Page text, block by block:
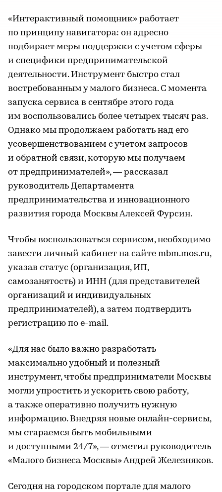
«Интерактивный помощник» работает
по принципу навигатора: он адресно
подбирает меры поддержки с учетом сферы
и специфики предпринимательской
деятельности. Инструмент быстро стал
востребованным у малого бизнеса. С момента
запуска сервиса в сентябре этого года
им воспользовались более четырех тысяч раз.
Однако мы продолжаем работать над его
усовершенствованием с учетом запросов
и обратной связи, которую мы получаем
от предпринимателей», — рассказал
руководитель Департамента
предпринимательства и инновационного
развития города Москвы Алексей Фурсин.
Чтобы воспользоваться сервисом, необходимо
завести личный кабинет на сайте mbm.mos.ru,
указав статус (организация, ИП,
самозанятость) и ИНН (для представителей
организаций и индивидуальных
предпринимателей), а затем подтвердить
регистрацию по e-mail.
«Для нас было важно разработать
максимально удобный и полезный
инструмент, чтобы предприниматели Москвы
могли упростить и ускорить свою работу,
а также оперативно получить нужную
информацию. Внедряя новые онлайн-сервисы,
мы стараемся быть мобильными
и доступными 24/7», — отметил руководитель
«Малого бизнеса Москвы» Андрей Железняков.
Сегодня на городском портале для малого